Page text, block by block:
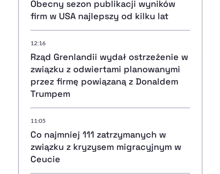
Obecny sezon publikacji wyników
firm w USA najlepszy od kilku lat
12:16
Rząd Grenlandii wydał ostrzeżenie w
związku z odwiertami planowanymi
przez firmę powiązaną z Donaldem
Trumpem
11:05
Co najmniej 111 zatrzymanych w
związku z kryzysem migracyjnym w
Ceucie